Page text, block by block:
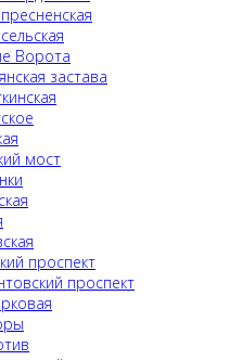
Ворота
застава
мост
проспект
проспект